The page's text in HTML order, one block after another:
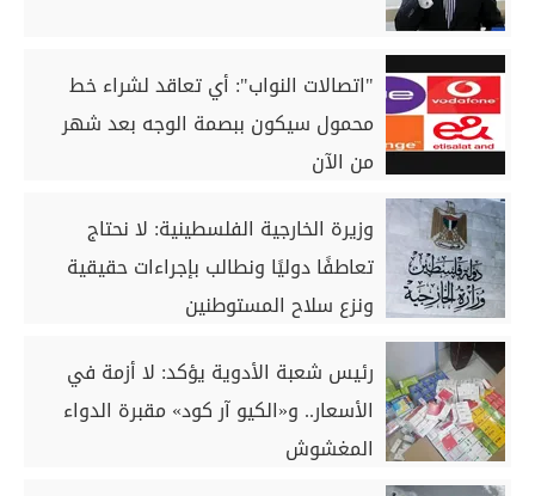
"اتصالات النواب": أي تعاقد لشراء خط
محمول سيكون ببصمة الوجه بعد شهر
من الآن
وزيرة الخارجية الفلسطينية: لا نحتاج
تعاطفًا دوليًا ونطالب بإجراءات حقيقية
ونزع سلاح المستوطنين
رئيس شعبة الأدوية يؤكد: لا أزمة في
الأسعار.. و‏«الكيو آر كود» مقبرة الدواء
المغشوش